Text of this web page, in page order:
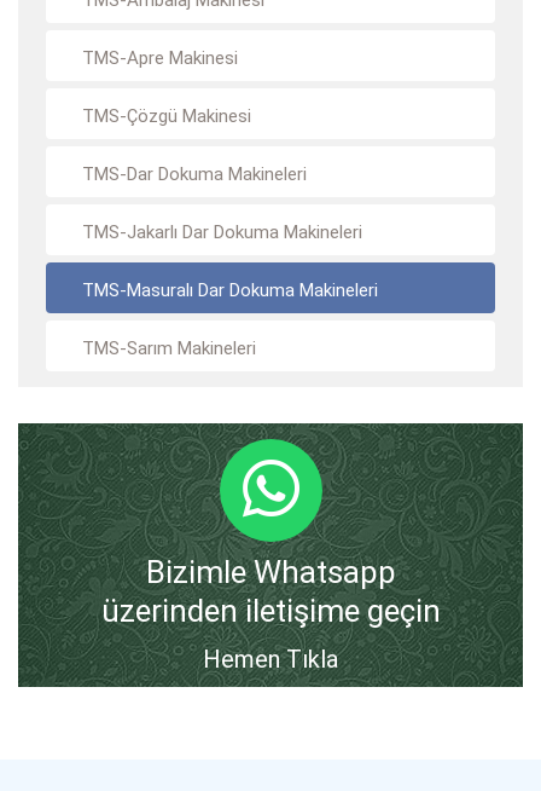
TMS-Apre Makinesi
TMS-Çözgü Makinesi
TMS-Dar Dokuma Makineleri
TMS-Jakarlı Dar Dokuma Makineleri
TMS-Masuralı Dar Dokuma Makineleri
TMS-Sarım Makineleri
Bizimle Whatsapp
üzerinden iletişime geçin
Hemen Tıkla